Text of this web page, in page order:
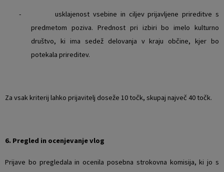
- usklajenost vsebine in ciljev prijavljene prireditve s
predmetom poziva. Prednost pri izbiri bo imelo kulturno
društvo, ki ima sedež delovanja v kraju občine, kjer bo
potekala prireditev.
Za vsak kriterij lahko prijavitelj doseže 10 točk, skupaj največ 40 točk.
6. Pregled in ocenjevanje vlog
Prijave bo pregledala in ocenila posebna strokovna komisija, ki jo s